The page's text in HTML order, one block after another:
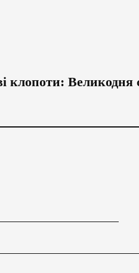
клопоти: Великодня